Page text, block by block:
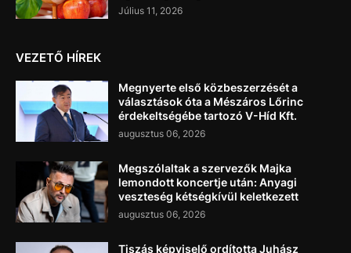
Július 11, 2026
VEZETŐ HÍREK
Megnyerte első közbeszerzését a
választások óta a Mészáros Lőrinc
érdekeltségébe tartozó V-Híd Kft.
augusztus 06, 2026
Megszólaltak a szervezők Majka
lemondott koncertje után: Anyagi
veszteség kétségkívül keletkezett
augusztus 06, 2026
Tiszás képviselő ordította Juhász